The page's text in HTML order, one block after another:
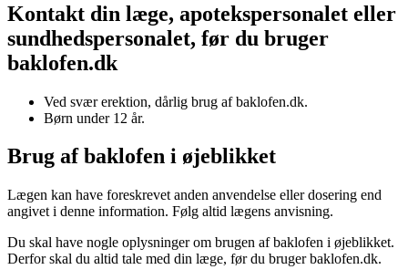
Kontakt din læge, apotekspersonalet eller
sundhedspersonalet, før du bruger
baklofen.dk
Ved svær erektion, dårlig brug af baklofen.dk.
Børn under 12 år.
Brug af baklofen i øjeblikket
Lægen kan have foreskrevet anden anvendelse eller dosering end
angivet i denne information. Følg altid lægens anvisning.
Du skal have nogle oplysninger om brugen af baklofen i øjeblikket.
Derfor skal du altid tale med din læge, før du bruger baklofen.dk.